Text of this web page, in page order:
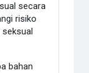
secara
risiko
bahan